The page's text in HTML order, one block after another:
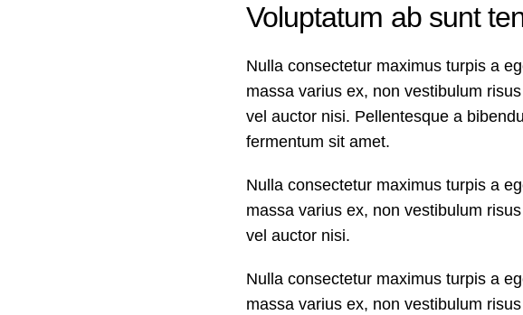
Voluptatum ab sunt
Nulla consectetur maximus turpis a
massa varius ex, non vestibulum
vel auctor nisi. Pellentesque a
fermentum sit amet.
Nulla consectetur maximus turpis a
massa varius ex, non vestibulum
vel auctor nisi.
Nulla consectetur maximus turpis a
massa varius ex, non vestibulum